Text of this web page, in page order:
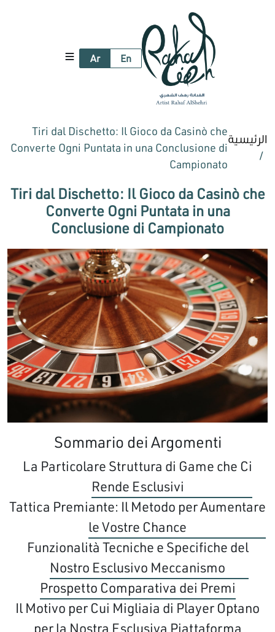
الرئيسية
Tiri dal Dischetto: Il Gioco da Casinò che
Converte Ogni Puntata in una Conclusione di
Campionato
En
Ar
Tiri dal Dischetto: Il Gioco da Casinò che
Converte Ogni Puntata in una
Conclusione di Campionato
Sommario dei Argomenti
La Particolare Struttura di Game che Ci
Rende Esclusivi
Tattica Premiante: Il Metodo per Aumentare
le Vostre Chance
Funzionalità Tecniche e Specifiche del
Nostro Esclusivo Meccanismo
Prospetto Comparativa dei Premi
Il Motivo per Cui Migliaia di Player Optano
per la Nostra Esclusiva Piattaforma